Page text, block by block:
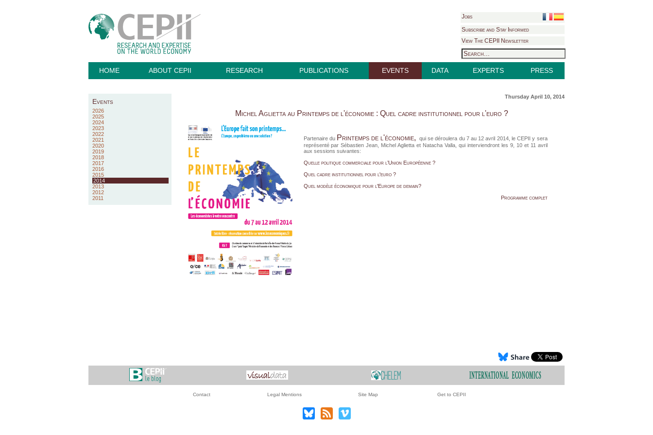
Jobs
Subscribe and Stay Informed
View The CEPII Newsletter
HOME ABOUT CEPII RESEARCH PUBLICATIONS EVENTS DATA EXPERTS PRESS
Events
2026
2025
2024
2023
2022
2021
2020
2019
2018
2017
2016
2015
2014
2013
2012
2011
Thursday April 10, 2014
Michel Aglietta au Printemps de l'économie : Quel cadre institutionnel pour l'euro ?
Partenaire du Printemps de l'économie,
qui se déroulera du 7 au 12 avril 2014, le CEPII y sera
représenté par Sébastien Jean, Michel Aglietta et Natacha Valla, qui interviendront les 9, 10 et 11 avril
aux sessions suivantes:
Quelle politique commerciale pour l’Union Européenne ?
Quel cadre institutionnel pour l'euro ?
Quel modèle économique pour l'Europe de demain?
Programme complet
Contact Legal Mentions Site Map Get to CEPII